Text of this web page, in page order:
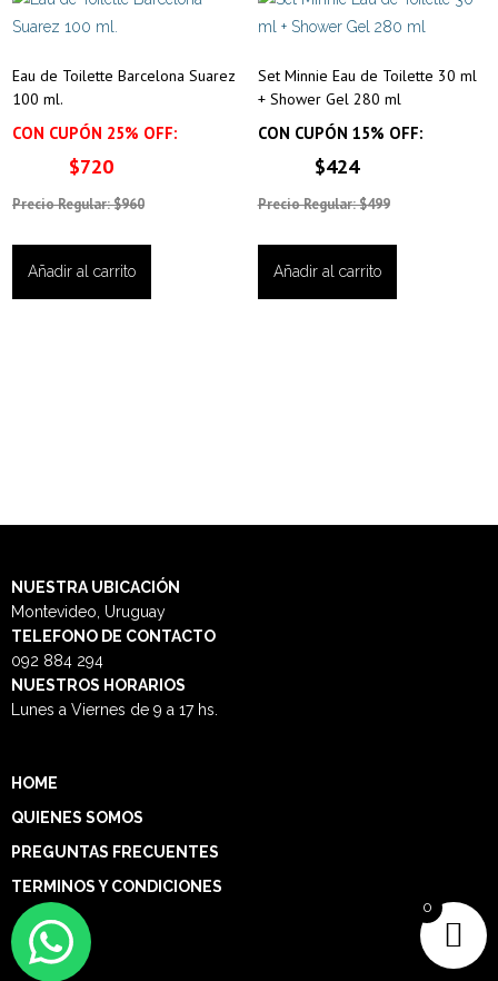
Eau de Toilette Barcelona Suarez
100 ml.
CON CUPÓN 25% OFF:
$720
Precio Regular: $960
Añadir al carrito
Set Minnie Eau de Toilette 30 ml
+ Shower Gel 280 ml
CON CUPÓN 15% OFF:
$424
Precio Regular: $499
Añadir al carrito
NUESTRA UBICACIÓN
Montevideo, Uruguay
TELEFONO DE CONTACTO
092 884 294
NUESTROS HORARIOS
Lunes a Viernes de 9 a 17 hs.
HOME
QUIENES SOMOS
PREGUNTAS FRECUENTES
TERMINOS Y CONDICIONES
0